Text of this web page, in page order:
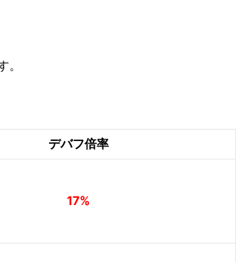
デバフ倍率
17%